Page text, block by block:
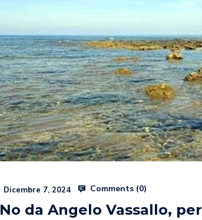
Dicembre 7, 2024 Comments (0)
No da Angelo Vassallo,